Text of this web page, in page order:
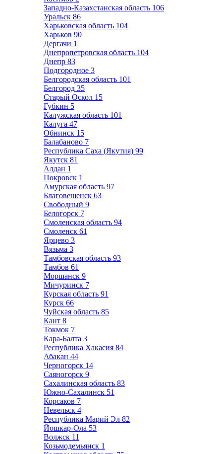
Западно-Казахстанская область 106
Уральск 86
Харьковская область 104
Харьков 90
Дергачи 1
Днепропетровская область 104
Днепр 83
Подгородное 3
Белгородская область 101
Белгород 35
Старый Оскол 15
Губкин 5
Калужская область 101
Калуга 47
Обнинск 15
Балабаново 7
Республика Саха (Якутия) 99
Якутск 81
Алдан 1
Покровск 1
Амурская область 97
Благовещенск 63
Свободный 9
Белогорск 7
Смоленская область 94
Смоленск 61
Ярцево 3
Вязьма 3
Тамбовская область 93
Тамбов 61
Моршанск 9
Мичуринск 7
Курская область 91
Курск 66
Чуйская область 85
Кант 8
Токмок 7
Кара-Балта 3
Республика Хакасия 84
Абакан 44
Черногорск 14
Саяногорск 9
Сахалинская область 83
Южно-Сахалинск 51
Корсаков 7
Невельск 4
Республика Марий Эл 82
Йошкар-Ола 53
Волжск 11
Козьмодемьянск 1